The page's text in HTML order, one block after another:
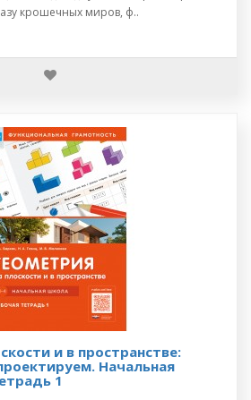
крошечных миров, ф..
и в пространстве:
Начальная
1